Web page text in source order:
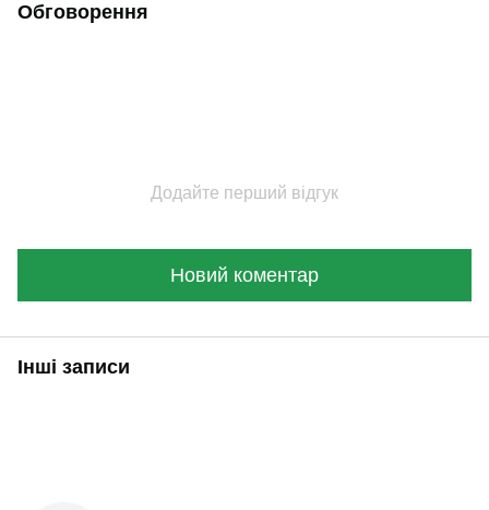
Обговорення
Додайте перший відгук
Новий коментар
Інші записи